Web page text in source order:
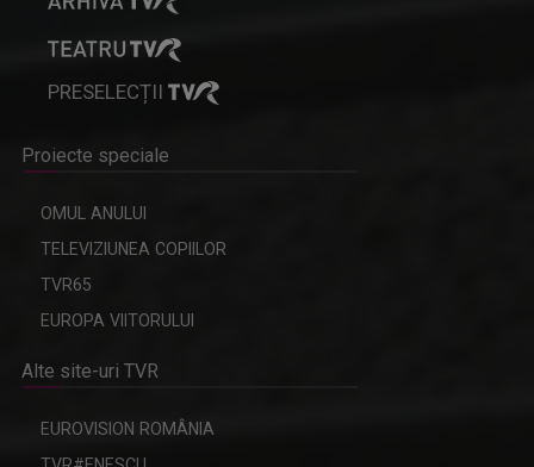
PRESELECȚII
Proiecte speciale
OMUL ANULUI
TELEVIZIUNEA COPIILOR
TVR65
EUROPA VIITORULUI
Alte site-uri TVR
EUROVISION ROMÂNIA